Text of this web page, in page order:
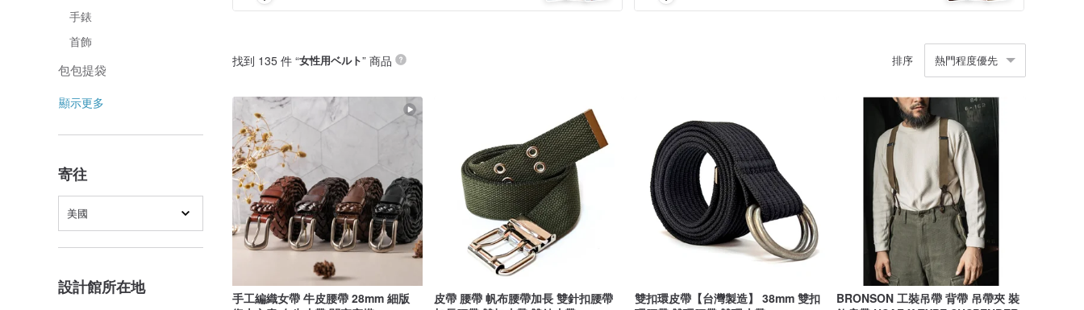
手錶
首飾
包包提袋
顯示更多
寄往
美國
設計館所在地
找到 135 件 “女性用ベルト” 商品 排序 熱門程度優先
手工編織女帶 牛皮腰帶 28mm 細版
皮帶 腰帶 帆布腰帶加長 雙針扣腰帶
雙扣環皮帶【台灣製造】 38mm 雙扣
BRONSON 工裝吊帶 背帶 吊帶夾 裝